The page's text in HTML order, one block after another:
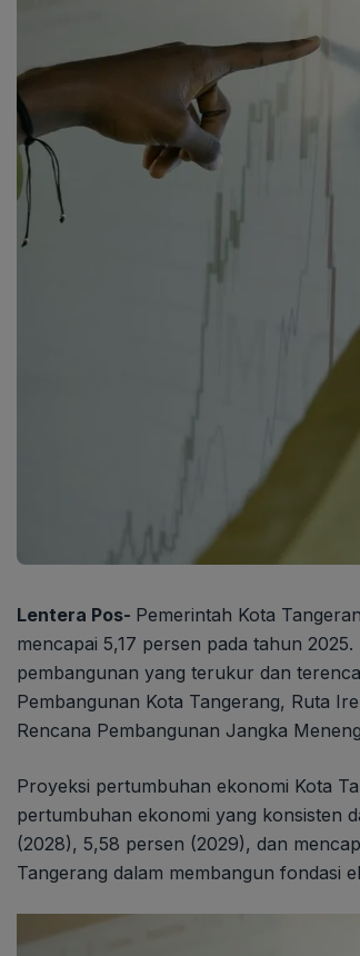
Lentera Pos- Pemerintah Kota
mencapai 5,17 persen pada tahun
pembangunan yang terukur dan
Pembangunan Kota Tangerang, Ruta
Rencana Pembangunan Jangka
Proyeksi pertumbuhan ekonomi Kota
pertumbuhan ekonomi yang konsisten
(2028), 5,58 persen (2029), dan
Tangerang dalam membangun fondasi